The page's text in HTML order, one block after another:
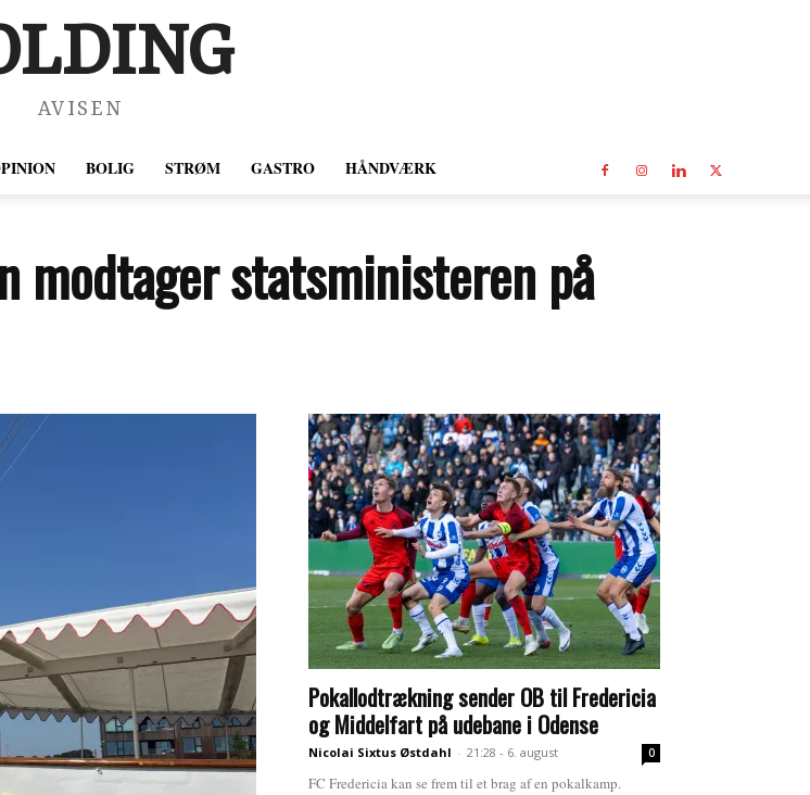
AVISEN
BOLIG STRØM GASTRO HÅNDVÆRK
modtager statsministeren på
Pokallodtrækning sender OB til Fredericia
og Middelfart på udebane i Odense
Nicolai Sixtus Østdahl - 21:28 - 6. august 0
FC Fredericia kan se frem til et brag af en pokalkamp.